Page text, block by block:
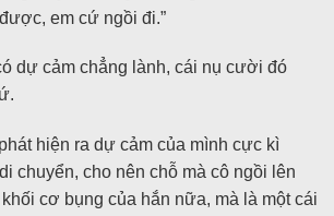
em cứ ngồi đi.”
dự cảm chẳng lành, cái nụ cười đó
hiện ra dự cảm của mình cực kì
chuyển, cho nên chỗ mà cô ngồi lên
cơ bụng của hắn nữa, mà là một cái